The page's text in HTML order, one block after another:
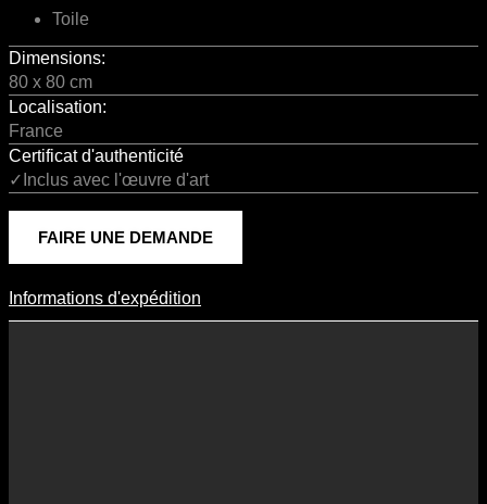
Toile
Dimensions:
80 x 80 cm
Localisation:
France
Certificat d'authenticité
✓Inclus avec l'œuvre d'art
FAIRE UNE DEMANDE
Informations D'expédition
Informations d'expédition